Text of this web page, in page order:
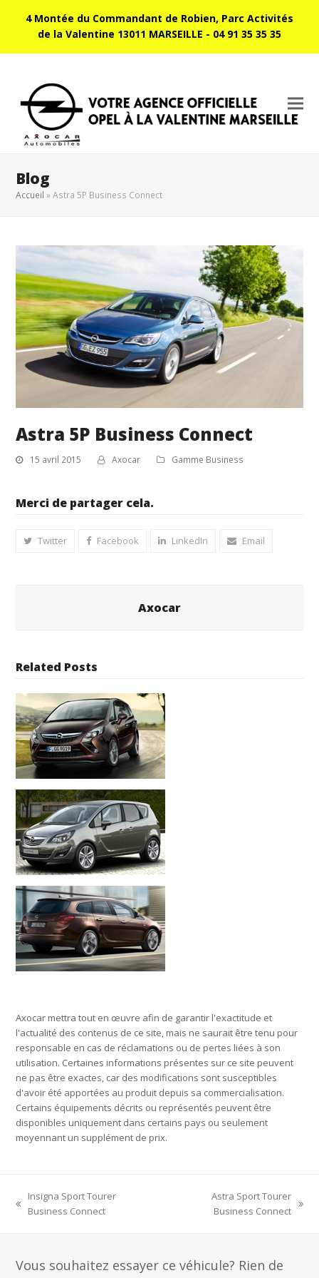
4 Montée du Commandant de Robien, Parc Activités
de la Valentine 13011 MARSEILLE - 04 91 35 35 35
Blog
Accueil »Astra 5P Business Connect
Astra 5P Business Connect
15 avril 2015 Axocar Gamme Business
Merci de partager cela.
Twitter Facebook LinkedIn Email
Axocar
Related Posts
Axocar mettra tout en œuvre afin de garantir l'exactitude et
l'actualité des contenus de ce site, mais ne saurait être tenu pour
responsable en cas de réclamations ou de pertes liées à son
utilisation. Certaines informations présentes sur ce site peuvent
ne pas être exactes, car des modifications sont susceptibles
d'avoir été apportées au produit depuis sa commercialisation.
Certains équipements décrits ou représentés peuvent être
disponibles uniquement dans certains pays ou seulement
moyennant un supplément de prix.
previous
Insigna Sport Tourer
Business Connect
Astra Sport Tourer
Business Connect
Vous souhaitez essayer ce véhicule? Rien de